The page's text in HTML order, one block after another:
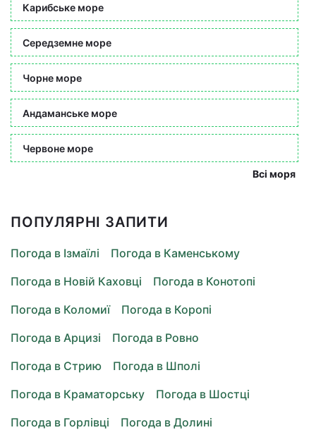
Карибське море
Середземне море
Чорне море
Андаманське море
Червоне море
Всі моря
ПОПУЛЯРНІ ЗАПИТИ
Погода в Ізмаїлі
Погода в Каменському
Погода в Новій Каховці
Погода в Конотопі
Погода в Коломиї
Погода в Коропі
Погода в Арцизі
Погода в Ровно
Погода в Стрию
Погода в Шполі
Погода в Краматорську
Погода в Шостці
Погода в Горлівці
Погода в Долині